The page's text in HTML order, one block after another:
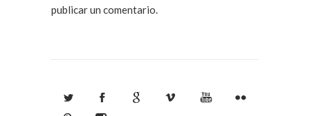
publicar un comentario.